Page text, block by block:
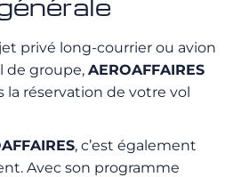
privé long-courrier ou avion
de groupe, AEROAFFAIRES
la réservation de votre vol
, c’est également
Avec son programme